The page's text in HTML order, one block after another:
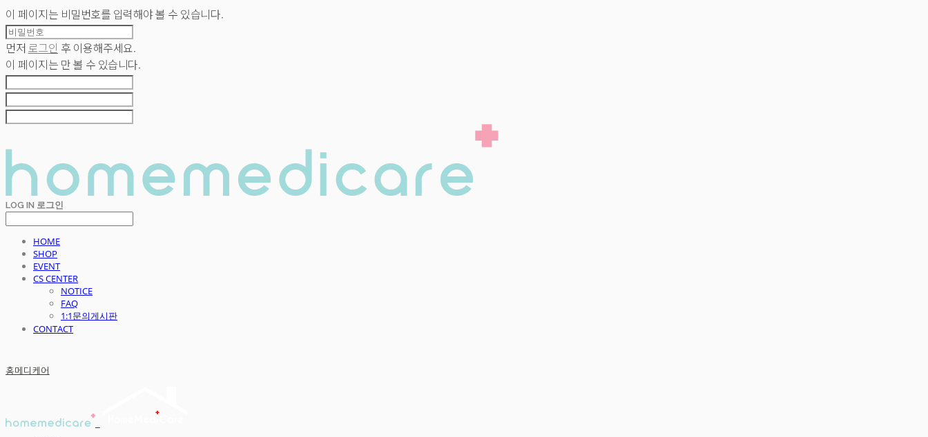
이 페이지는 비밀번호를 입력해야 볼 수 있습니다.
먼저 로그인 후 이용해주세요.
이 페이지는 만 볼 수 있습니다.
LOG IN 로그인
HOME
SHOP
EVENT
CS CENTER
NOTICE
FAQ
1:1문의게시판
CONTACT
홈메디케어